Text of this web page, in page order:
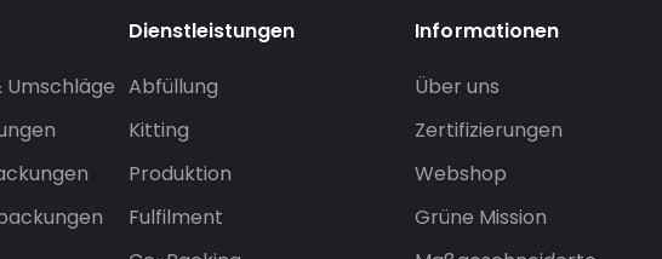
Dienstleistungen
Abfüllung
Kitting
Produktion
Fulfilment
Informationen
Über uns
Zertifizierungen
Webshop
Grüne Mission